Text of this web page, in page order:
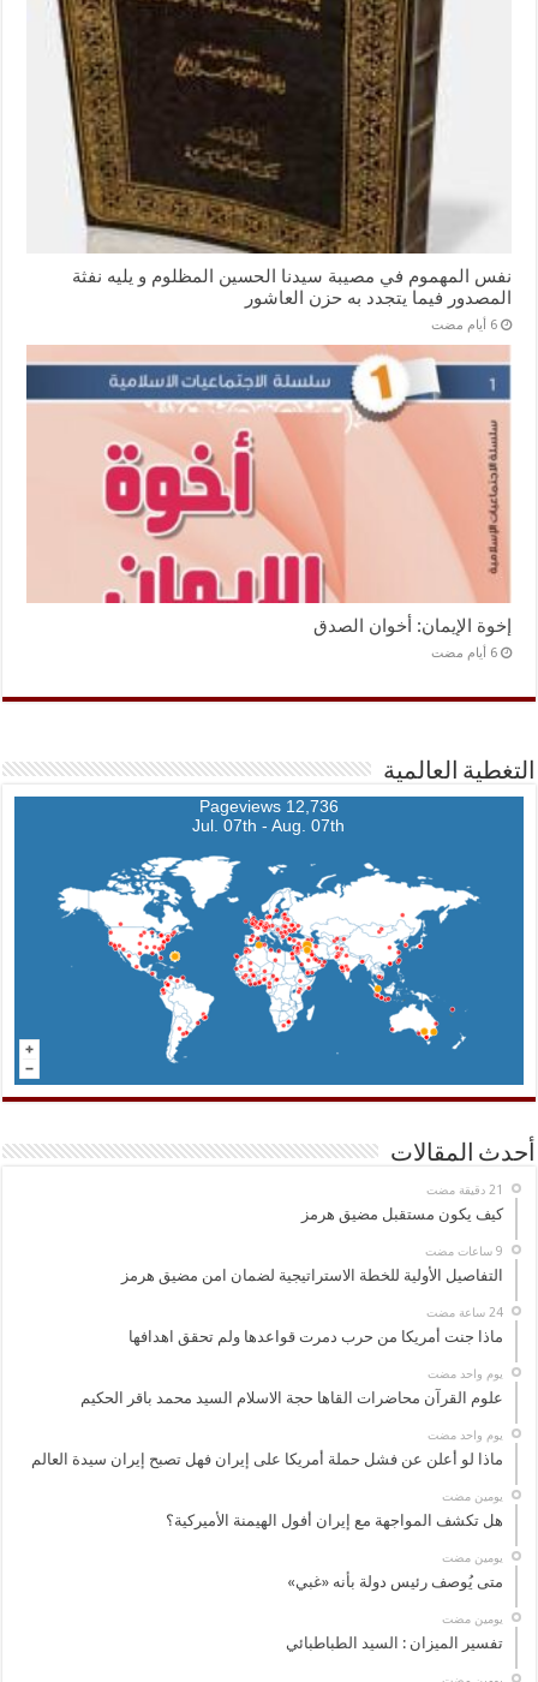
نفس المهموم في مصيبة سيدنا الحسين المظلوم و يليه نفثة
المصدور فيما يتجدد به حزن العاشور
‏6 أيام مضت
إخوة الإيمان: أخوان الصدق
‏6 أيام مضت
التغطية العالمية
12,736 Pageviews
Jul. 07th - Aug. 07th
أحدث المقالات
كيف يكون مستقبل مضيق هرمز
التفاصيل الأولية للخطة الاستراتيجية لضمان امن مضيق هرمز
‏24 ساعة مضت
ماذا جنت أمريكا من حرب دمرت قواعدها ولم تحقق اهدافها
‏يوم واحد مضت
علوم القرآن محاضرات القاها حجة الاسلام السيد محمد باقر الحكيم
‏يوم واحد مضت
ماذا لو أعلن عن فشل حملة أمريكا على إيران فهل تصبح إيران سيدة العالم
‏يومين مضت
هل تكشف المواجهة مع إيران أفول الهيمنة الأميركية؟
‏يومين مضت
متى يُوصف رئيس دولة بأنه «غبي»
‏يومين مضت
تفسير الميزان : السيد الطباطبائي